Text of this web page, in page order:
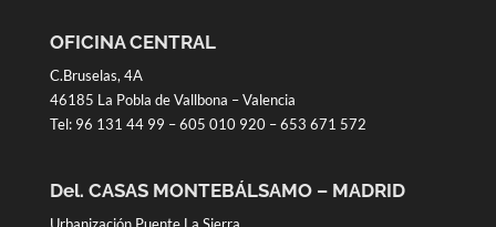
OFICINA CENTRAL
C.Bruselas, 4A
46185 La Pobla de Vallbona – Valencia
Tel: 96 131 44 99 –605 010 920–653 671 572
Del. CASAS MONTEBÁLSAMO – MADRID